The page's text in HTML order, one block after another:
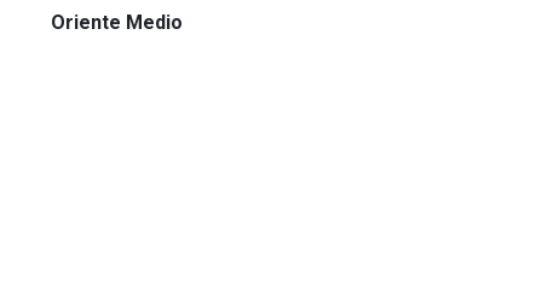
Oriente Medio